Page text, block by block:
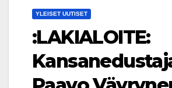
YLEISET UUTISET
:LAKIALOITE: